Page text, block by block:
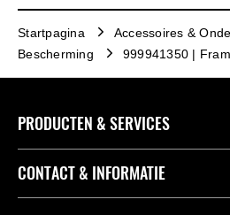
Startpagina Accessoires &
Bescherming
999941350 |
PRODUCTEN & SERVICES
Accessoires & Onderdelen
CONTACT & INFORMATIE